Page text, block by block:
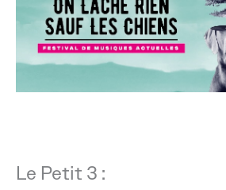
Le Petit 3 :